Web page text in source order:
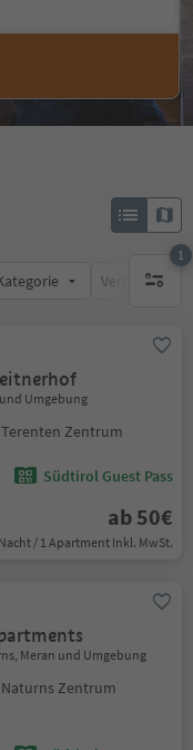
1
1
Umgebung
Zentrum
Südtirol Guest Pass
ab 50€
/ 1 Apartment Inkl. MwSt.
Meran und Umgebung
Zentrum